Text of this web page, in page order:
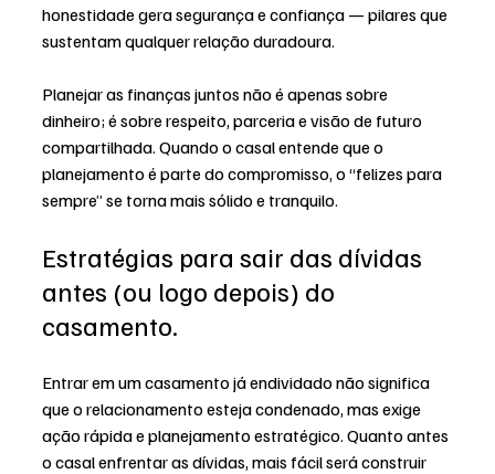
honestidade gera segurança e confiança — pilares que
sustentam qualquer relação duradoura.
Planejar as finanças juntos não é apenas sobre
dinheiro; é sobre respeito, parceria e visão de futuro
compartilhada. Quando o casal entende que o
planejamento é parte do compromisso, o “felizes para
sempre” se torna mais sólido e tranquilo.
Estratégias para sair das dívidas
antes (ou logo depois) do
casamento.
Entrar em um casamento já endividado não significa
que o relacionamento esteja condenado, mas exige
ação rápida e planejamento estratégico. Quanto antes
o casal enfrentar as dívidas, mais fácil será construir